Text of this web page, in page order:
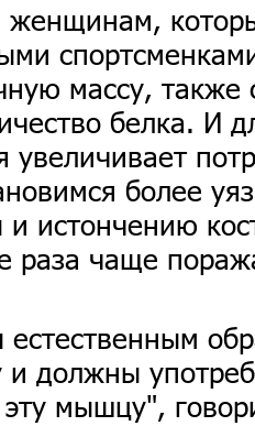
массу, также
белка. И
увеличивает
более
истончению
раза чаще
должны
эту мышцу",